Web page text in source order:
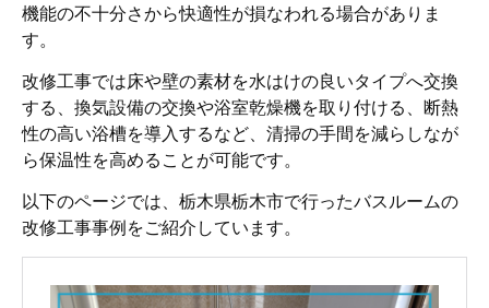
機能の不十分さから快適性が損なわれる場合がありま
す。
改修工事では床や壁の素材を水はけの良いタイプへ交換
する、換気設備の交換や浴室乾燥機を取り付ける、断熱
性の高い浴槽を導入するなど、清掃の手間を減らしなが
ら保温性を高めることが可能です。
以下のページでは、栃木県栃木市で行ったバスルームの
改修工事事例をご紹介しています。